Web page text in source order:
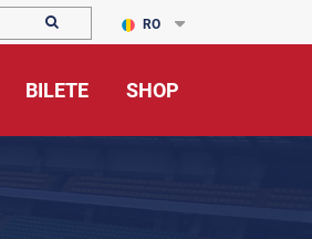
RO
BILETE SHOP